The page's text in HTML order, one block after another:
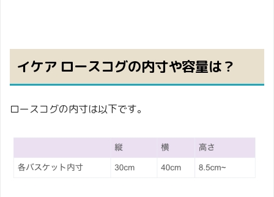
イケア ロースコグの内寸や容量は？
ロースコグの内寸は以下です。